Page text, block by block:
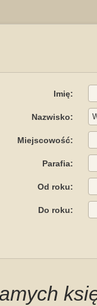
Imię:
Nazwisko:
Miejscowość:
Parafia:
Od roku:
Do roku: